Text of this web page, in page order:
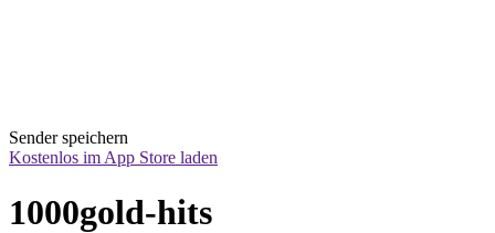
Sender speichern
Kostenlos im App Store laden
1000gold-hits